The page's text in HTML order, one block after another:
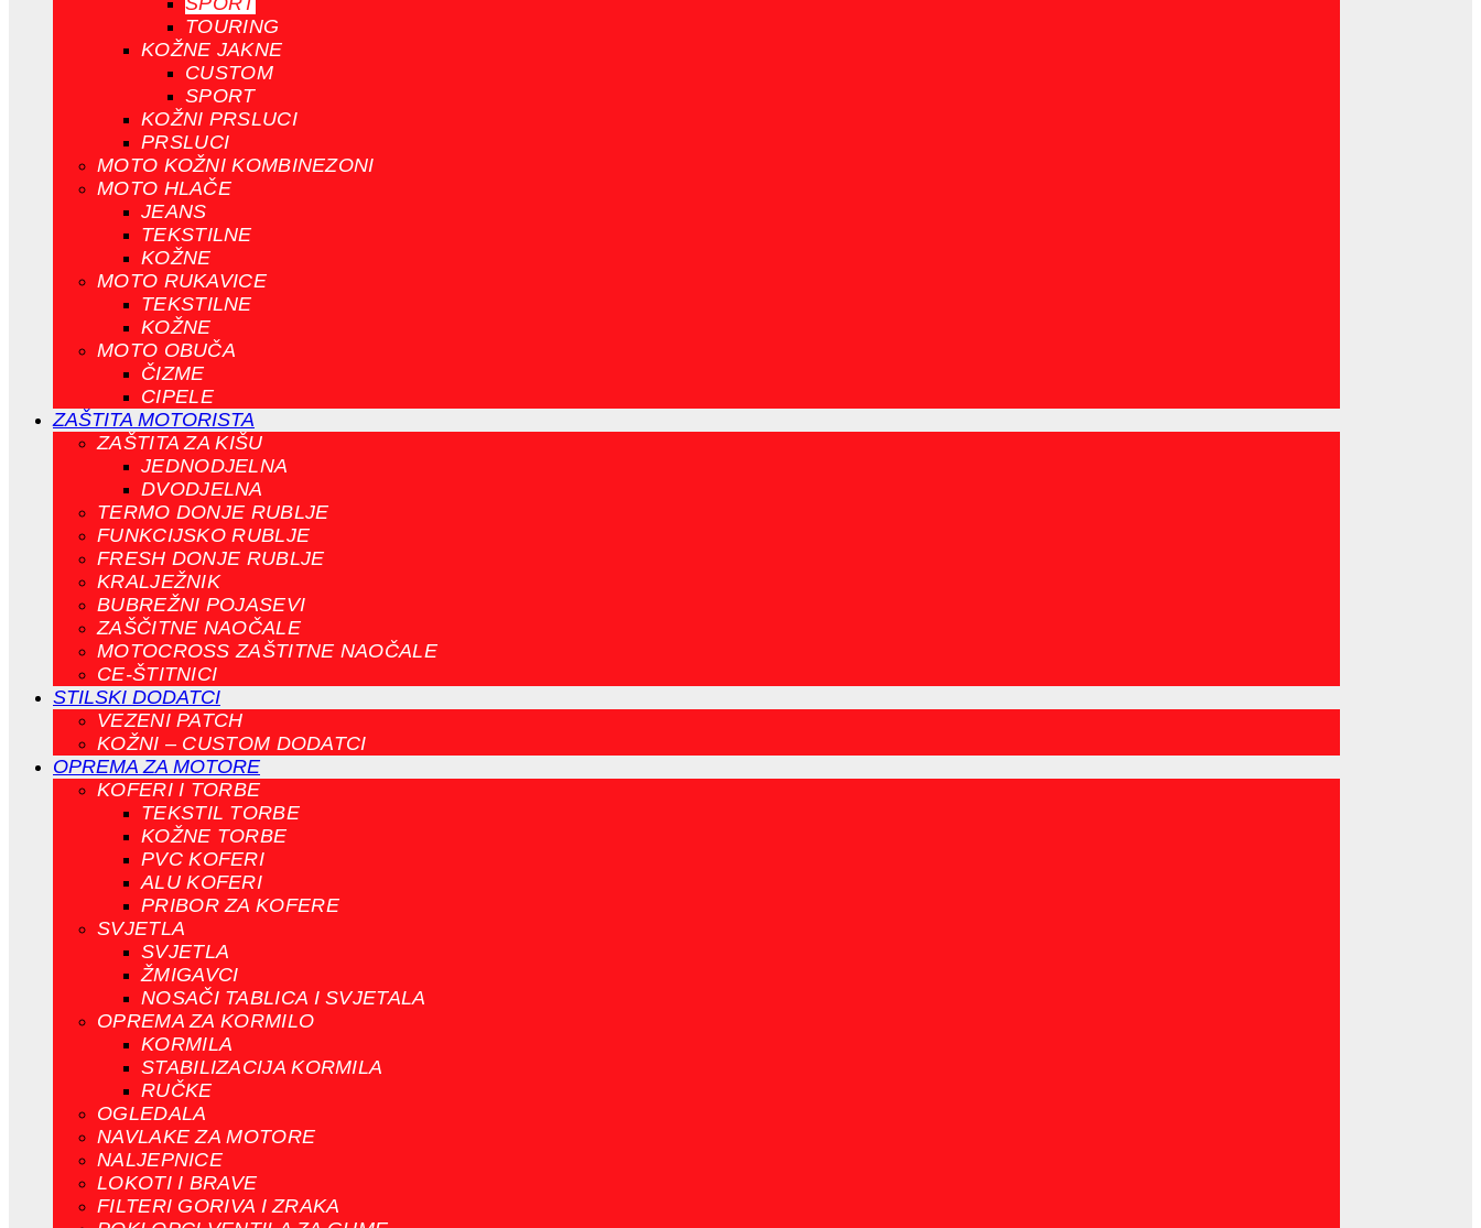
TOURING
KOŽNE JAKNE
CUSTOM
SPORT
KOŽNI PRSLUCI
PRSLUCI
MOTO KOŽNI KOMBINEZONI
MOTO HLAČE
JEANS
TEKSTILNE
KOŽNE
MOTO RUKAVICE
TEKSTILNE
KOŽNE
MOTO OBUČA
ČIZME
CIPELE
ZAŠTITA MOTORISTA
ZAŠTITA ZA KIŠU
JEDNODJELNA
DVODJELNA
TERMO DONJE RUBLJE
FUNKCIJSKO RUBLJE
FRESH DONJE RUBLJE
KRALJEŽNIK
BUBREŽNI POJASEVI
ZAŠČITNE NAOČALE
MOTOCROSS ZAŠTITNE NAOČALE
CE-ŠTITNICI
STILSKI DODATCI
VEZENI PATCH
KOŽNI – CUSTOM DODATCI
OPREMA ZA MOTORE
KOFERI I TORBE
TEKSTIL TORBE
KOŽNE TORBE
PVC KOFERI
ALU KOFERI
PRIBOR ZA KOFERE
SVJETLA
SVJETLA
ŽMIGAVCI
NOSAČI TABLICA I SVJETALA
OPREMA ZA KORMILO
KORMILA
STABILIZACIJA KORMILA
RUČKE
OGLEDALA
NAVLAKE ZA MOTORE
NALJEPNICE
LOKOTI I BRAVE
FILTERI GORIVA I ZRAKA